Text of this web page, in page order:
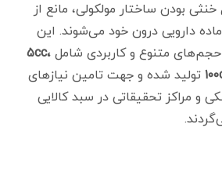
بودن ساختار مولکولی، مانع از
ماده دارویی درون خود می‌شوند. این
متنوع و کاربردی شامل ۵cc،
تولید شده و جهت تامین نیازهای
و مراکز تحقیقاتی در سبد کالایی